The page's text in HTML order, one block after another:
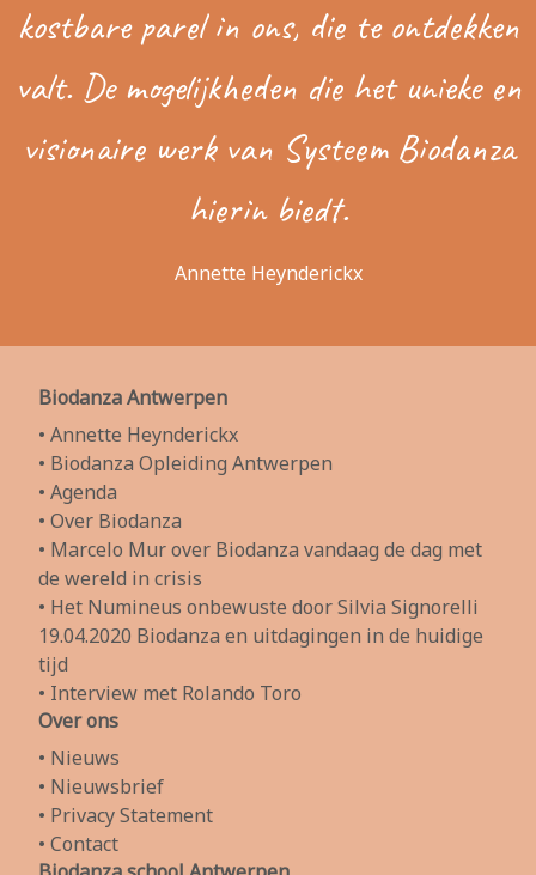
kostbare parel in ons, die te ontdekken
valt. De mogelijkheden die het unieke en
visionaire werk van Systeem Biodanza
hierin biedt.
Annette Heynderickx
Biodanza Antwerpen
• Annette Heynderickx
• Biodanza Opleiding Antwerpen
• Agenda
• Over Biodanza
• Marcelo Mur over Biodanza vandaag de dag met
de wereld in crisis
• Het Numineus onbewuste door Silvia Signorelli
19.04.2020 Biodanza en uitdagingen in de huidige
tijd
• Interview met Rolando Toro
Over ons
• Nieuws
• Nieuwsbrief
• Privacy Statement
• Contact